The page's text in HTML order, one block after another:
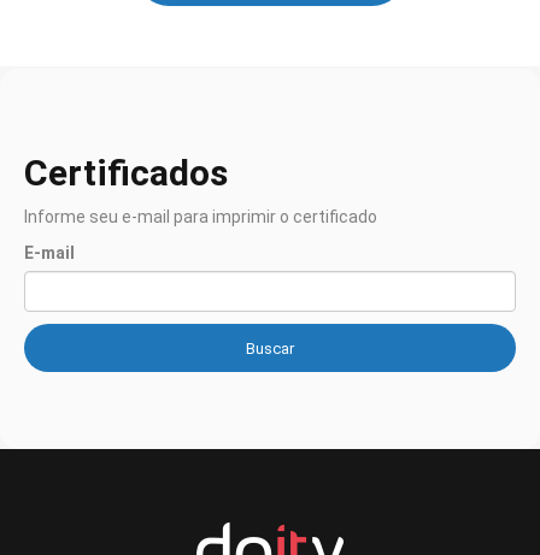
Certificados
Informe seu e-mail para imprimir o certificado
E-mail
Buscar